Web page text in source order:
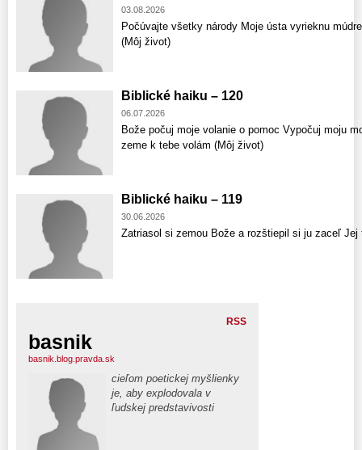
03.08.2026
Počúvajte všetky národy Moje ústa vyrieknu
(Môj život)
Biblické haiku – 120
06.07.2026
Bože počuj moje volanie o pomoc Vypočuj moju
zeme k tebe volám (Môj život)
Biblické haiku – 119
30.06.2026
Zatriasol si zemou Bože a rozštiepil si ju zaceľ
RSS
basnik
basnik.blog.pravda.sk
cieľom poetickej myšlienky
je, aby explodovala v
ľudskej predstavivosti